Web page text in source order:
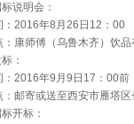
说明会：
2016年8 月 26 日 12 ： 00
：康师傅（乌鲁木齐）饮
：
2016年9 月 9 日 17 ： 00前
：邮寄或送至西安市雁塔区
开标：